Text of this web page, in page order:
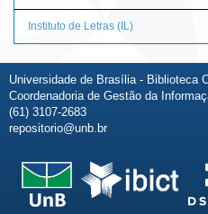
Instituto de Letras (IL)
Universidade de Brasília - Biblioteca
Coordenadoria de Gestão da
(61) 3107-2683
repositorio@unb.br